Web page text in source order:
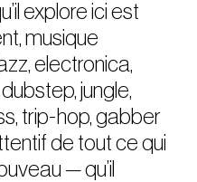
explore ici est
musique
electronica,
jungle,
trip-hop, gabber
de tout ce qui
— qu’il